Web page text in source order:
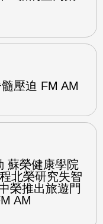
壓迫 FM AM
蘇榮健康學院
北榮研究失智
榮推出旅遊門
AM